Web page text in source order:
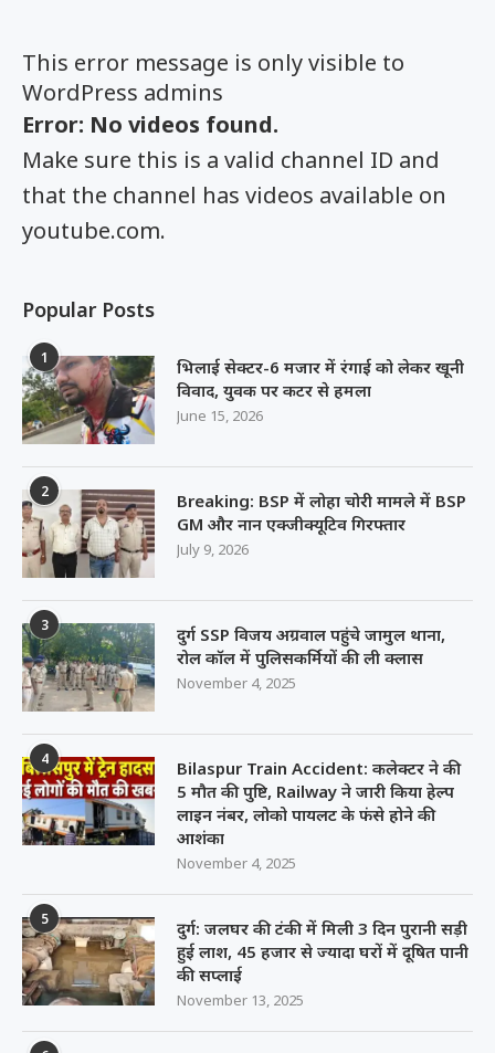
This error message is only visible to
WordPress admins
Error: No videos found.
Make sure this is a valid channel ID and
that the channel has videos available on
youtube.com.
Popular Posts
1
भिलाई सेक्टर-6 मजार में रंगाई को लेकर खूनी
विवाद, युवक पर कटर से हमला
June 15, 2026
2
Breaking: BSP में लोहा चोरी मामले में BSP
GM और नान एक्जीक्यूटिव गिरफ्तार
July 9, 2026
3
दुर्ग SSP विजय अग्रवाल पहुंचे जामुल थाना,
रोल कॉल में पुलिसकर्मियों की ली क्लास
November 4, 2025
4
Bilaspur Train Accident: कलेक्टर ने की
5 मौत की पुष्टि, Railway ने जारी किया हेल्प
लाइन नंबर, लोको पायलट के फंसे होने की
आशंका
November 4, 2025
5
दुर्ग: जलघर की टंकी में मिली 3 दिन पुरानी सड़ी
हुई लाश, 45 हजार से ज्यादा घरों में दूषित पानी
की सप्लाई
November 13, 2025